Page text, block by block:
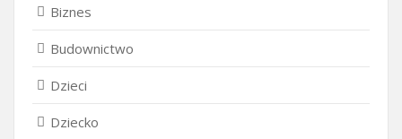
Biznes
Budownictwo
Dzieci
Dziecko